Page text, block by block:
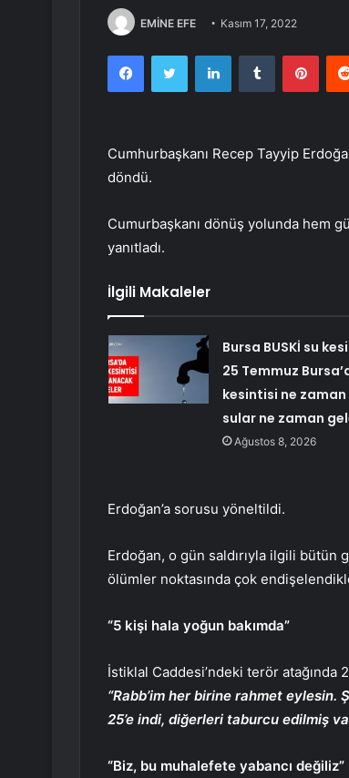
EMİNE EFE Kasım 17, 2022
FacebookTwitter LinkedInTumblr
Cumhurbaşkanı Recep Tayyip
döndü.
Cumurbaşkanı dönüş yolunda hem
yanıtladı.
İlgili Makaleler
Bursa BUSKİ su
25 Temmuz
kesintisi ne
sular ne zaman
Ağustos 8, 2026
Erdoğan’a sorusu yöneltildi.
Erdoğan, o gün saldırıyla ilgili
ölümler noktasında çok
“5 kişi hala yoğun bakımda”
İstiklal Caddesi’ndeki terör atağında
“Rabb’im her birine rahmet eylesin.
25’e indi, diğerleri taburcu edilmiş
“Biz, bu muhalefete yabancı değiliz”